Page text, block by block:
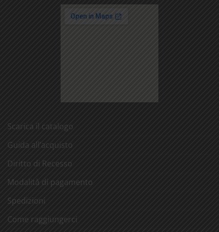
Scarica il catalogo
Guida all’acquisto
Diritto di Recesso
Modalità di pagamento
Spedizioni
Come raggiungerci